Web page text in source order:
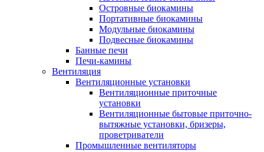
Островные биокамины
Портативные биокамины
Модульные биокамины
Подвесные биокамины
Банные печи
Печи-камины
Вентиляция
Вентиляционные установки
Вентиляционные приточные
установки
Вентиляционные бытовые приточно-
вытяжные установки, бризеры,
проветриватели
Промышленные вентиляторы